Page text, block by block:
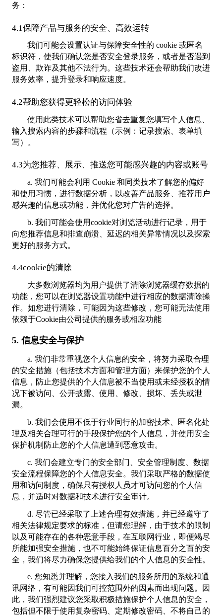
务：
4.1保障产品与服务的安全、高效运转
我们可能会设置认证与保障安全性的 cookie 或匿名
标识符，使我们确认您是否安全登录服务，或者是否遇到
盗用、欺诈及其他不法行为。这些技术还会帮助我们改进
服务效率，提升登录和响应速度。
4.2帮助您获得更轻松的访问体验
使用此类技术可以帮助您省去重复您填写个人信息、
输入搜索内容的步骤和流程（示例：记录搜索、表单填
写）。
4.3为您推荐、展示、推送您可能感兴趣的内容或账号
a. 我们可能会利用 Cookie 和同类技术了解您的偏好
和使用习惯，进行数据分析，以改善产品服务、推荐用户
感兴趣的信息或功能，并优化您对广告的选择。
b. 我们可能会使用cookie对浏览活动进行记录，用于
向您推荐信息和排查崩溃、延迟的相关异常情况以及探索
更好的服务方式。
4.4cookie的清除
大多数浏览器均为用户提供了清除浏览器缓存数据的
功能，您可以在浏览器设置功能中进行相应的数据清除操
作。如您进行清除，可能因为这些修改，您可能无法使用
依赖于Cookie由公司提供的服务或相应功能
5. 信息安全与保护
a. 我们非常重视您个人信息的安全，将努力采取合理
的安全措施（包括技术方面和管理方面）来保护您的个人
信息，防止您提供的个人信息被不当使用或未经授权的情
况下被访问、公开披露、使用、修改、损坏、丢失或泄
漏。
b. 我们会使用不低于行业同行的加密技术、匿名化处
理及相关合理可行的手段保护您的个人信息，并使用安全
保护机制防止您的个人信息遭到恶意攻击。
c. 我们会建立专门的安全部门、安全管理制度、数据
安全流程保障您的个人信息安全。我们采取严格的数据使
用和访问制度，确保只有授权人员才可访问您的个人信
息，并适时对数据和技术进行安全审计。
d. 尽管已经采取了上述合理有效措施，并已经遵守了
相关法律规定要求的标准，但请您理解，由于技术的限制
以及可能存在的各种恶意手段，在互联网行业，即便竭尽
所能加强安全措施，也不可能始终保证信息百分之百的安
全，我们将尽力确保您提供给我们的个人信息的安全性。
e. 您知悉并理解，您接入我们的服务所用的系统和通
讯网络，有可能因我们可控范围外的因素而出现问题。因
此，我们强烈建议您采取积极措施保护个人信息的安全，
包括但不限于使用复杂密码、定期修改密码、不将自己的